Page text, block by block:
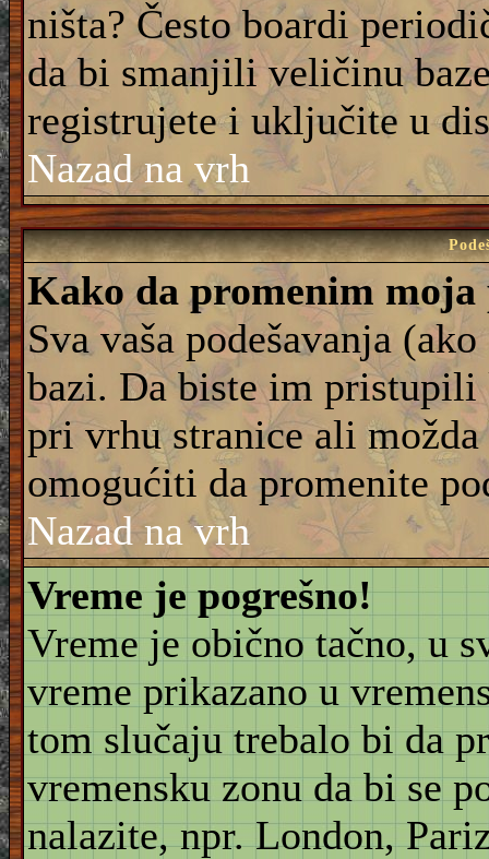
ništa? Često boardi
da bi smanjili veličinu
registrujete i uključite u
Nazad na vrh
Kako da promenim moja
Sva vaša podešavanja
bazi. Da biste im
pri vrhu stranice ali
omogućiti da promenite
Nazad na vrh
Vreme je pogrešno!
Vreme je obično tačno, u
vreme prikazano u
tom slučaju trebalo bi da
vremensku zonu da bi se
nalazite, npr. London,